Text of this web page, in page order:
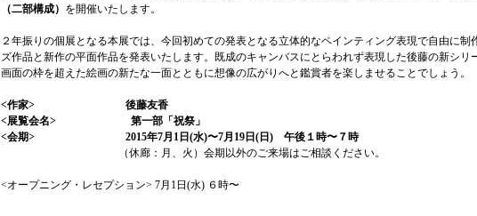
（二部構成） を開催いたします。
２年振りの個展となる本展では、今回初めての発表となる立体的なペインティング表現で自由に制
ズ作品と新作の平面作品を発表いたします。既成のキャンバスにとらわれず表現した後藤の新シリ
画面の枠を超えた絵画の新たな一面とともに想像の広がりへと鑑賞者を楽しませることでしょう。
<作家> 後藤友香
<展覧会名> 第一部「祝祭」
<会期> 2015年7月1日(水)〜7月19日(日) 午後１時〜７時
（休廊：月、火）会期以外のご来場はご相談ください。
<オープニング・レセプション> 7月1日(水) ６時〜